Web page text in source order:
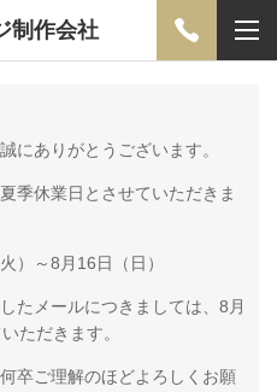
制作会社
にありがとうございます。
季休業日とさせていただきま
）～8月16日（日）
たメールにつきましては、8月
ただきます。
卒ご理解のほどよろしくお願